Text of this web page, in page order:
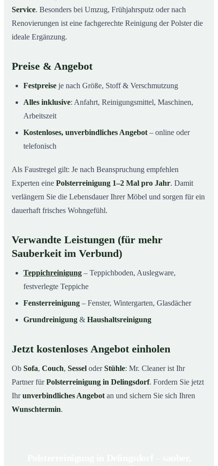
Service. Besonders bei Umzug, Frühjahrsputz oder nach
Renovierungen ist eine fachgerechte Reinigung der Polster die
ideale Ergänzung.
Preise & Angebot
Festpreise je nach Größe, Stoff & Verschmutzung
Alles inklusive: Anfahrt, Reinigungsmittel, Maschinen,
Arbeitszeit
Kostenloses, unverbindliches Angebot – online oder
telefonisch
Als Faustregel gilt: Je nach Beanspruchung empfehlen
Experten eine Polsterreinigung 1–2 Mal pro Jahr. Damit
verlängern Sie die Lebensdauer Ihrer Möbel und sorgen für ein
dauerhaft frisches Wohngefühl.
Verwandte Leistungen (für mehr
Sauberkeit im Verbund)
Teppichreinigung – Teppichboden, Auslegware,
festverlegte Teppiche
Fensterreinigung – Fenster, Wintergarten, Glasdächer
Grundreinigung & Haushaltsreinigung
Jetzt kostenloses Angebot einholen
Ob Sofa, Couch, Sessel oderStühle: Mr. Cleaner ist Ihr
Partner fürPolsterreinigung in Delingsdorf. Fordern Sie jetzt
Ihrunverbindliches Angebot an und sichern Sie sich Ihren
Wunschtermin.